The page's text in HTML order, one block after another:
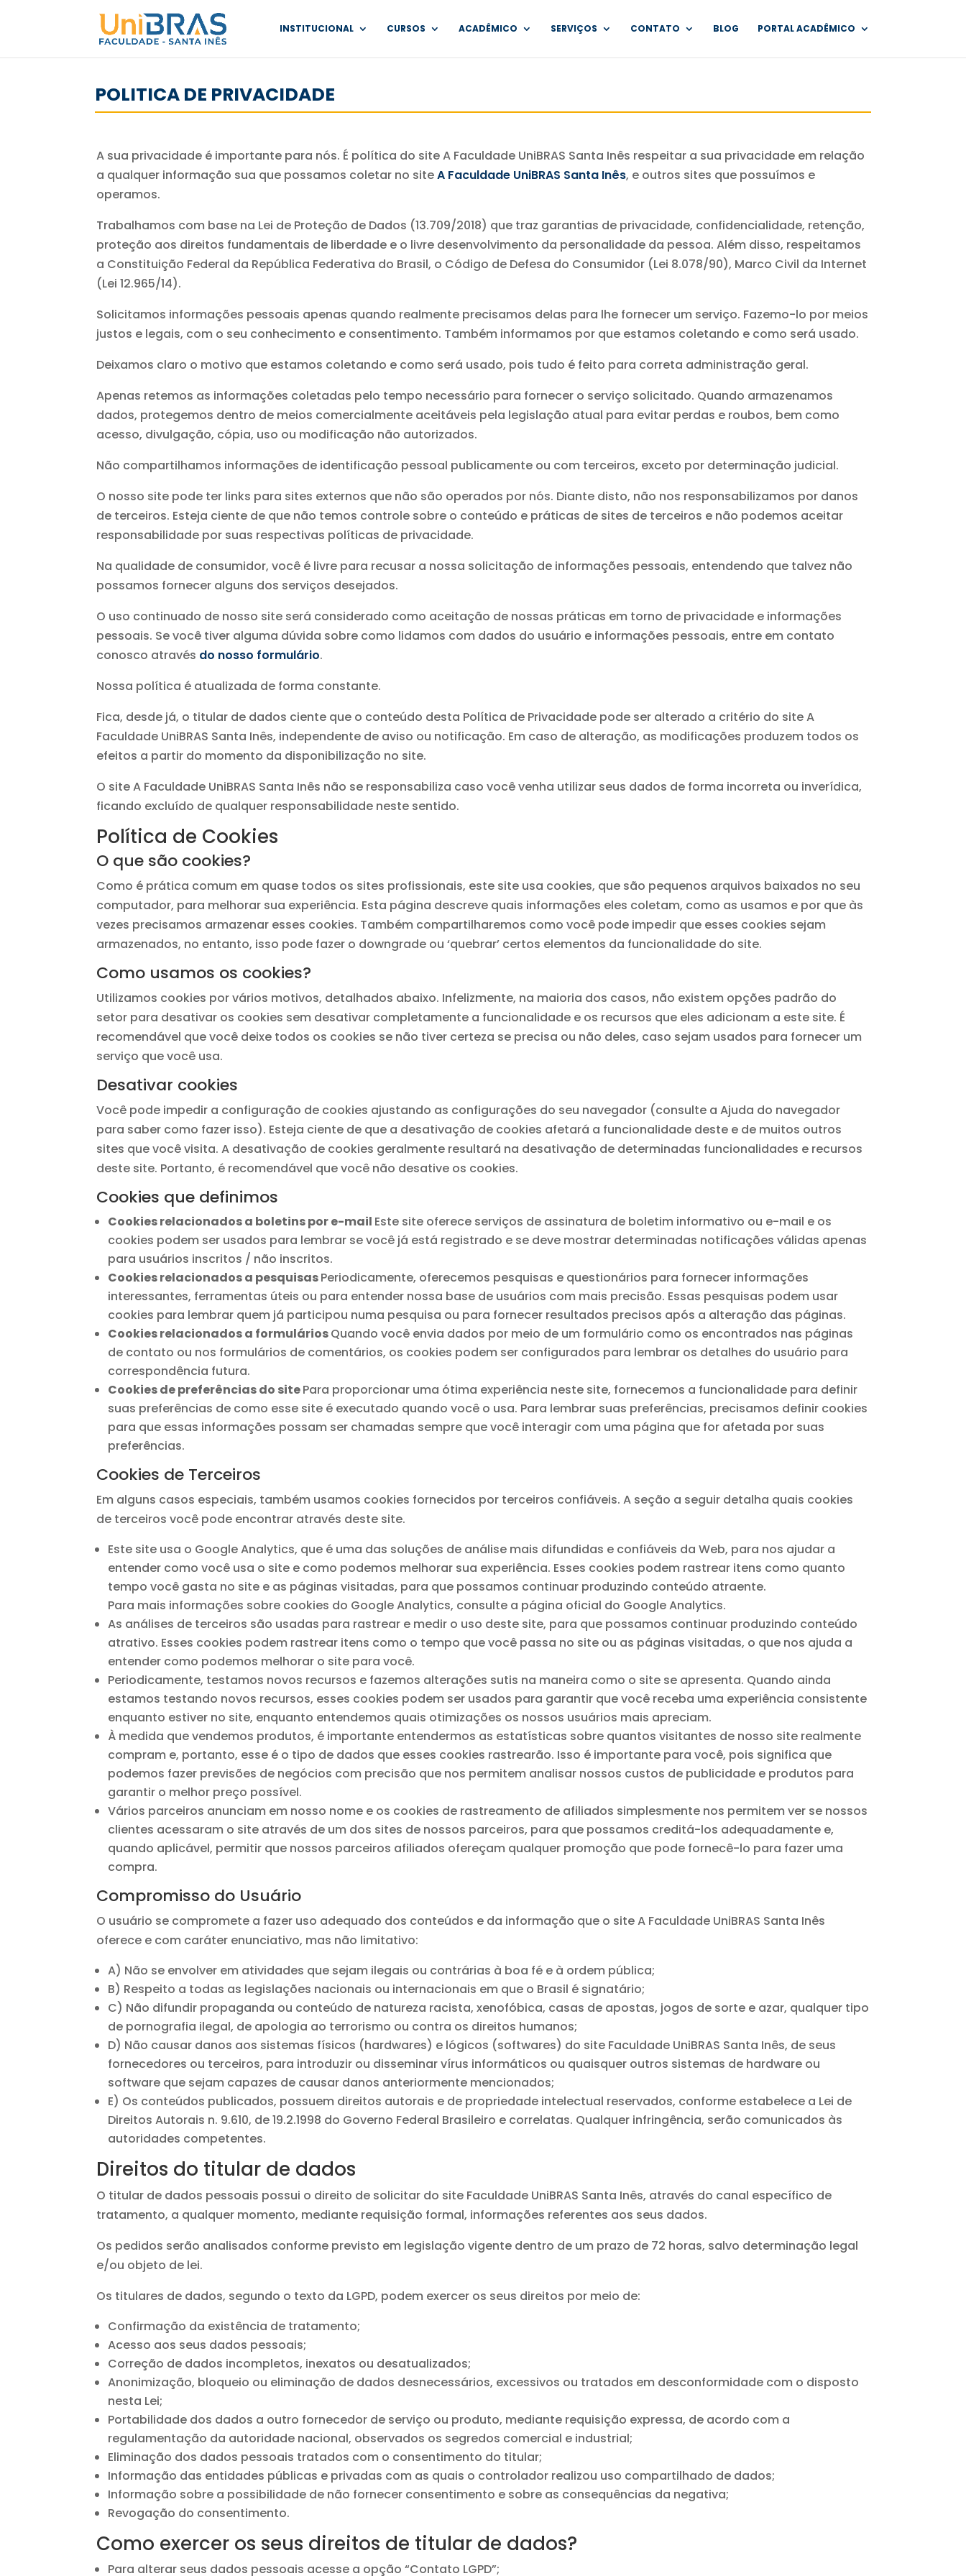
INSTITUCIONAL CURSOS ACADÊMICO SERVIÇOS CONTATO BLOG PORTAL ACADÊMICO
POLITICA DE PRIVACIDADE
A sua privacidade é importante para nós. É política do site A Faculdade UniBRAS Santa Inês respeitar a sua privacidade em relação
a qualquer informação sua que possamos coletar no siteA Faculdade UniBRAS Santa Inês, e outros sites que possuímos e
operamos.
Trabalhamos com base na Lei de Proteção de Dados (13.709/2018) que traz garantias de privacidade, confidencialidade, retenção,
proteção aos direitos fundamentais de liberdade e o livre desenvolvimento da personalidade da pessoa. Além disso, respeitamos
a Constituição Federal da República Federativa do Brasil, o Código de Defesa do Consumidor (Lei 8.078/90), Marco Civil da Internet
(Lei 12.965/14).
Solicitamos informações pessoais apenas quando realmente precisamos delas para lhe fornecer um serviço. Fazemo-lo por meios
justos e legais, com o seu conhecimento e consentimento. Também informamos por que estamos coletando e como será usado.
Deixamos claro o motivo que estamos coletando e como será usado, pois tudo é feito para correta administração geral.
Apenas retemos as informações coletadas pelo tempo necessário para fornecer o serviço solicitado. Quando armazenamos
dados, protegemos dentro de meios comercialmente aceitáveis pela legislação atual ​​para evitar perdas e roubos, bem como
acesso, divulgação, cópia, uso ou modificação não autorizados.
Não compartilhamos informações de identificação pessoal publicamente ou com terceiros, exceto por determinação judicial.
O nosso site pode ter links para sites externos que não são operados por nós. Diante disto, não nos responsabilizamos por danos
de terceiros. Esteja ciente de que não temos controle sobre o conteúdo e práticas de sites de terceiros e não podemos aceitar
responsabilidade por suas respectivas políticas de privacidade.
Na qualidade de consumidor, você é livre para recusar a nossa solicitação de informações pessoais, entendendo que talvez não
possamos fornecer alguns dos serviços desejados.
O uso continuado de nosso site será considerado como aceitação de nossas práticas em torno de privacidade e informações
pessoais. Se você tiver alguma dúvida sobre como lidamos com dados do usuário e informações pessoais, entre em contato
conosco através do nosso formulário.
Nossa política é atualizada de forma constante.
Fica, desde já, o titular de dados ciente que o conteúdo desta Política de Privacidade pode ser alterado a critério do site A
Faculdade UniBRAS Santa Inês, independente de aviso ou notificação. Em caso de alteração, as modificações produzem todos os
efeitos a partir do momento da disponibilização no site.
O site A Faculdade UniBRAS Santa Inês não se responsabiliza caso você venha utilizar seus dados de forma incorreta ou inverídica,
ficando excluído de qualquer responsabilidade neste sentido.
Política de Cookies
O que são cookies?
Como é prática comum em quase todos os sites profissionais, este site usa cookies, que são pequenos arquivos baixados no seu
computador, para melhorar sua experiência. Esta página descreve quais informações eles coletam, como as usamos e por que às
vezes precisamos armazenar esses cookies. Também compartilharemos como você pode impedir que esses cookies sejam
armazenados, no entanto, isso pode fazer o downgrade ou ‘quebrar’ certos elementos da funcionalidade do site.
Como usamos os cookies?
Utilizamos cookies por vários motivos, detalhados abaixo. Infelizmente, na maioria dos casos, não existem opções padrão do
setor para desativar os cookies sem desativar completamente a funcionalidade e os recursos que eles adicionam a este site. É
recomendável que você deixe todos os cookies se não tiver certeza se precisa ou não deles, caso sejam usados ​​para fornecer um
serviço que você usa.
Desativar cookies
Você pode impedir a configuração de cookies ajustando as configurações do seu navegador (consulte a Ajuda do navegador
para saber como fazer isso). Esteja ciente de que a desativação de cookies afetará a funcionalidade deste e de muitos outros
sites que você visita. A desativação de cookies geralmente resultará na desativação de determinadas funcionalidades e recursos
deste site. Portanto, é recomendável que você não desative os cookies.
Cookies que definimos
Cookies relacionados a boletins por e-mail Este site oferece serviços de assinatura de boletim informativo ou e-mail e os
cookies podem ser usados ​​para lembrar se você já está registrado e se deve mostrar determinadas notificações válidas apenas
para usuários inscritos / não inscritos.
Cookies relacionados a pesquisasPeriodicamente, oferecemos pesquisas e questionários para fornecer informações
interessantes, ferramentas úteis ou para entender nossa base de usuários com mais precisão. Essas pesquisas podem usar
cookies para lembrar quem já participou numa pesquisa ou para fornecer resultados precisos após a alteração das páginas.
Cookies relacionados a formuláriosQuando você envia dados por meio de um formulário como os encontrados nas páginas
de contato ou nos formulários de comentários, os cookies podem ser configurados para lembrar os detalhes do usuário para
correspondência futura.
Cookies de preferências do sitePara proporcionar uma ótima experiência neste site, fornecemos a funcionalidade para definir
suas preferências de como esse site é executado quando você o usa. Para lembrar suas preferências, precisamos definir cookies
para que essas informações possam ser chamadas sempre que você interagir com uma página que for afetada por suas
preferências.
Cookies de Terceiros
Em alguns casos especiais, também usamos cookies fornecidos por terceiros confiáveis. A seção a seguir detalha quais cookies
de terceiros você pode encontrar através deste site.
Este site usa o Google Analytics, que é uma das soluções de análise mais difundidas e confiáveis ​​da Web, para nos ajudar a
entender como você usa o site e como podemos melhorar sua experiência. Esses cookies podem rastrear itens como quanto
tempo você gasta no site e as páginas visitadas, para que possamos continuar produzindo conteúdo atraente.
Para mais informações sobre cookies do Google Analytics, consulte a página oficial do Google Analytics.
As análises de terceiros são usadas para rastrear e medir o uso deste site, para que possamos continuar produzindo conteúdo
atrativo. Esses cookies podem rastrear itens como o tempo que você passa no site ou as páginas visitadas, o que nos ajuda a
entender como podemos melhorar o site para você.
Periodicamente, testamos novos recursos e fazemos alterações sutis na maneira como o site se apresenta. Quando ainda
estamos testando novos recursos, esses cookies podem ser usados ​​para garantir que você receba uma experiência consistente
enquanto estiver no site, enquanto entendemos quais otimizações os nossos usuários mais apreciam.
À medida que vendemos produtos, é importante entendermos as estatísticas sobre quantos visitantes de nosso site realmente
compram e, portanto, esse é o tipo de dados que esses cookies rastrearão. Isso é importante para você, pois significa que
podemos fazer previsões de negócios com precisão que nos permitem analisar nossos custos de publicidade e produtos para
garantir o melhor preço possível.
Vários parceiros anunciam em nosso nome e os cookies de rastreamento de afiliados simplesmente nos permitem ver se nossos
clientes acessaram o site através de um dos sites de nossos parceiros, para que possamos creditá-los adequadamente e,
quando aplicável, permitir que nossos parceiros afiliados ofereçam qualquer promoção que pode fornecê-lo para fazer uma
compra.
Compromisso do Usuário
O usuário se compromete a fazer uso adequado dos conteúdos e da informação que o site A Faculdade UniBRAS Santa Inês
oferece e com caráter enunciativo, mas não limitativo:
A) Não se envolver em atividades que sejam ilegais ou contrárias à boa fé e à ordem pública;
B) Respeito a todas as legislações nacionais ou internacionais em que o Brasil é signatário;
C) Não difundir propaganda ou conteúdo de natureza racista, xenofóbica, casas de apostas, jogos de sorte e azar, qualquer tipo
de pornografia ilegal, de apologia ao terrorismo ou contra os direitos humanos;
D) Não causar danos aos sistemas físicos (hardwares) e lógicos (softwares) do site Faculdade UniBRAS Santa Inês, de seus
fornecedores ou terceiros, para introduzir ou disseminar vírus informáticos ou quaisquer outros sistemas de hardware ou
software que sejam capazes de causar danos anteriormente mencionados;
E) Os conteúdos publicados, possuem direitos autorais e de propriedade intelectual reservados, conforme estabelece a Lei de
Direitos Autorais n. 9.610, de 19.2.1998 do Governo Federal Brasileiro e correlatas. Qualquer infringência, serão comunicados às
autoridades competentes.
Direitos do titular de dados
O titular de dados pessoais possui o direito de solicitar do site Faculdade UniBRAS Santa Inês, através do canal específico de
tratamento, a qualquer momento, mediante requisição formal, informações referentes aos seus dados.
Os pedidos serão analisados conforme previsto em legislação vigente dentro de um prazo de 72 horas, salvo determinação legal
e/ou objeto de lei.
Os titulares de dados, segundo o texto da LGPD, podem exercer os seus direitos por meio de:
Confirmação da existência de tratamento;
Acesso aos seus dados pessoais;
Correção de dados incompletos, inexatos ou desatualizados;
Anonimização, bloqueio ou eliminação de dados desnecessários, excessivos ou tratados em desconformidade com o disposto
nesta Lei;
Portabilidade dos dados a outro fornecedor de serviço ou produto, mediante requisição expressa, de acordo com a
regulamentação da autoridade nacional, observados os segredos comercial e industrial;
Eliminação dos dados pessoais tratados com o consentimento do titular;
Informação das entidades públicas e privadas com as quais o controlador realizou uso compartilhado de dados;
Informação sobre a possibilidade de não fornecer consentimento e sobre as consequências da negativa;
Revogação do consentimento.
Como exercer os seus direitos de titular de dados?
Para alterar seus dados pessoais acesse a opção “Contato LGPD”;